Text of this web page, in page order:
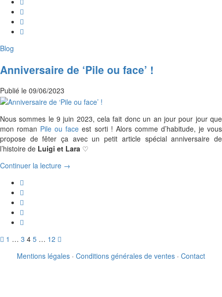
Blog
Anniversaire de ‘Pile ou face’ !
Publié le 09/06/2023
Nous sommes le 9 juin 2023, cela fait donc un an jour pour jour que
mon roman Pile ou face est sorti ! Alors comme d’habitude, je vous
propose de fêter ça avec un petit article spécial anniversaire de
l’histoire de Luigi et Lara ♡
Continuer la lecture →
Pagination
des
1 … 3 4 5 … 12
Mentions légales · Conditions générales de ventes · Contact